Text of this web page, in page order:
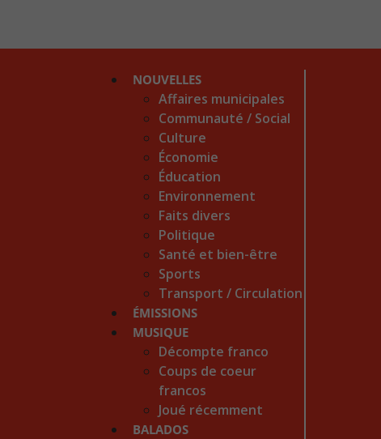
NOUVELLES
Affaires municipales
Communauté / Social
Culture
Économie
Éducation
Environnement
Faits divers
Politique
Santé et bien-être
Sports
Transport / Circulation
ÉMISSIONS
MUSIQUE
Décompte franco
Coups de coeur
francos
Joué récemment
BALADOS